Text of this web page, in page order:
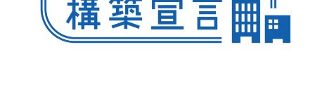
個人の成長シナリオ、キャリアパス